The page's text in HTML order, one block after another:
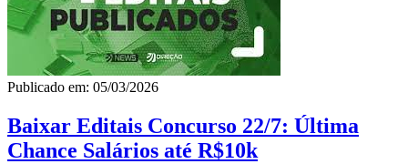
Publicado em: 05/03/2026
Baixar Editais Concurso 22/7: Última
Chance Salários até R$10k